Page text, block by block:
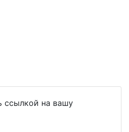
ссылкой на вашу